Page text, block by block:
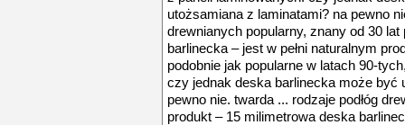
utożsamiana z laminatami? na pewno
drewnianych popularny, znany od 30
barlinecka – jest w pełni naturalnym
podobnie jak popularne w latach 90-
czy jednak deska barlinecka może być
pewno nie. twarda ... rodzaje podłóg
produkt – 15 milimetrowa deska